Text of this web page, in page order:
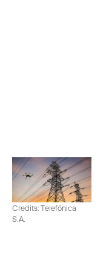
Credits: Telefónica
S.A.